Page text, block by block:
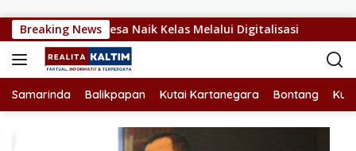
Breaking News
UMKM Desa Naik Kelas Melalui Digitalisasi
Samarinda Balikpapan Kutai Kartanegara Bontang